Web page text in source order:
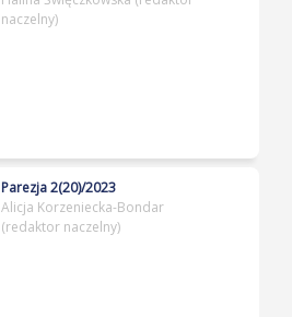
naczelny)
Parezja 2(20)/2023
Alicja Korzeniecka-Bondar
(redaktor naczelny)